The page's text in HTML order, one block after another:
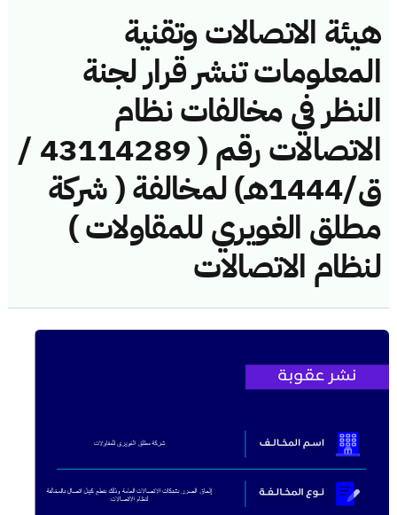
هيئة الاتصالات وتقنية
المعلومات تنشر قرار لجنة
النظر في مخالفات نظام
الاتصالات رقم ( 43114289 /
ق/1444هـ) لمخالفة ( شركة
مطلق الغويري للمقاولات )
لنظام الاتصالات